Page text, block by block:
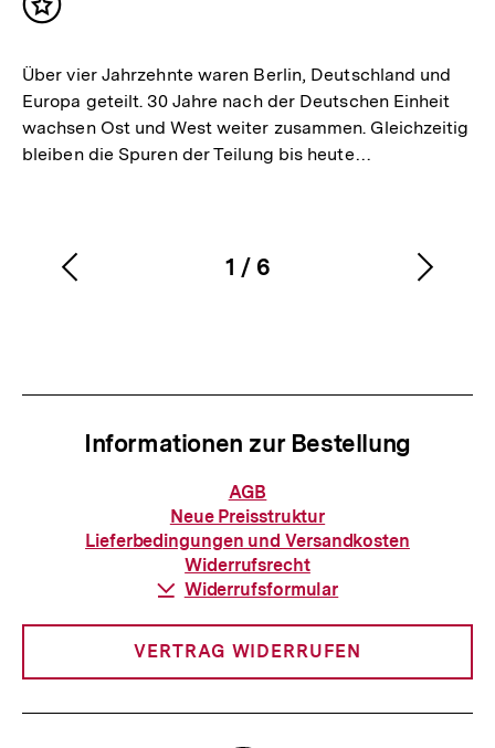
Inhalt
Über vier Jahrzehnte waren Berlin, Deutschland und
Europa geteilt. 30 Jahre nach der Deutschen Einheit
wachsen Ost und West weiter zusammen. Gleichzeitig
bleiben die Spuren der Teilung bis heute…
Karussellinhalt
1
von
/ 6
Vorherigen
Informationen zur Bestellung
Informationen
zur
Bestellung
AGB
Neue Preisstruktur
Lieferbedingungen und Versandkosten
Widerrufsrecht
Download-
Widerrufsformular
VERTRAG WIDERRUFEN